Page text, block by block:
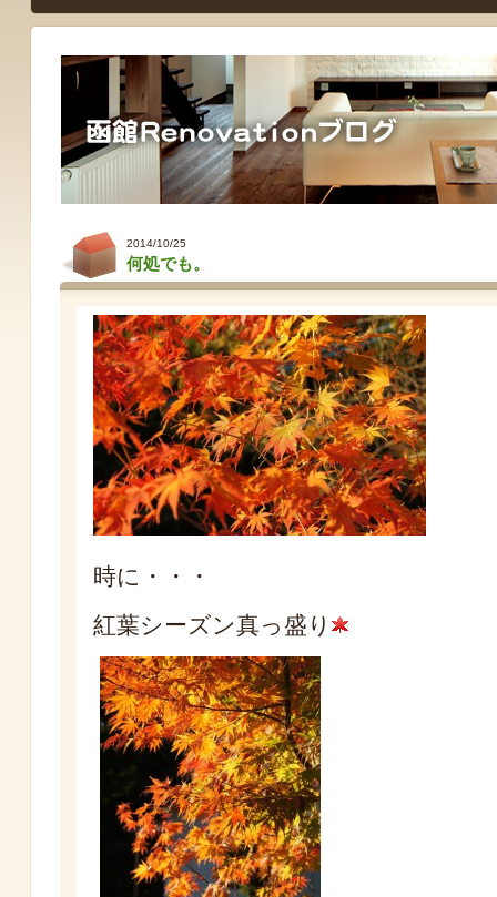
2014/10/25
何処でも。
時に・・・
紅葉シーズン真っ盛り